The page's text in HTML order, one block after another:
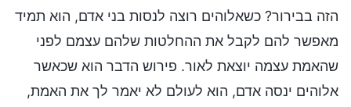
הזה בבירור? כשאלוהים רוצה לנסות בני אדם, הוא תמיד
מאפשר להם לקבל את ההחלטות שלהם עצמם לפני
שהאמת עצמה יוצאת לאור. פירוש הדבר הוא שכאשר
אלוהים ינסה אדם, הוא לעולם לא יאמר לך את האמת,